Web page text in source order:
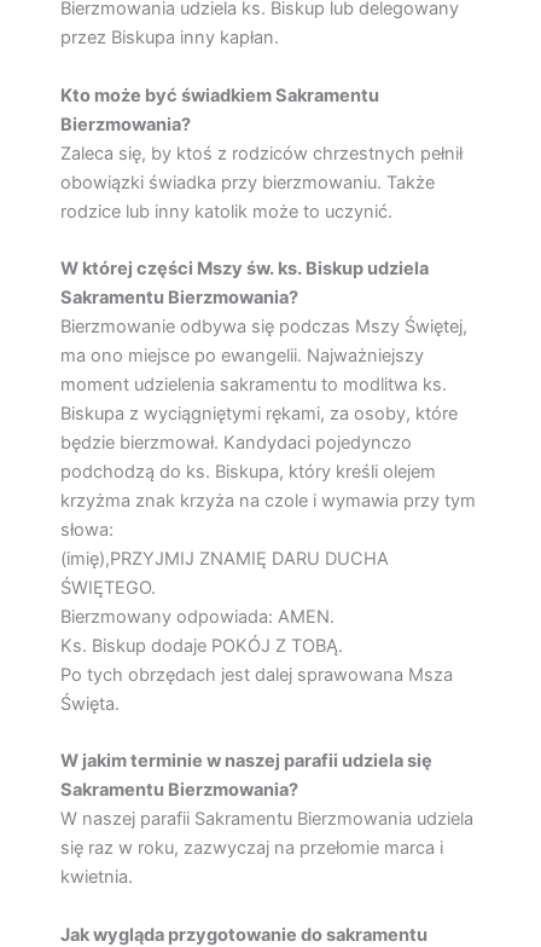
Bierzmowania udziela ks. Biskup lub delegowany
przez Biskupa inny kapłan.
Kto może być świadkiem Sakramentu
Bierzmowania?
Zaleca się, by ktoś z rodziców chrzestnych pełnił
obowiązki świadka przy bierzmowaniu. Także
rodzice lub inny katolik może to uczynić.
W której części Mszy św. ks. Biskup udziela
Sakramentu Bierzmowania?
Bierzmowanie odbywa się podczas Mszy Świętej,
ma ono miejsce po ewangelii. Najważniejszy
moment udzielenia sakramentu to modlitwa ks.
Biskupa z wyciągniętymi rękami, za osoby, które
będzie bierzmował. Kandydaci pojedynczo
podchodzą do ks. Biskupa, który kreśli olejem
krzyżma znak krzyża na czole i wymawia przy tym
słowa:
(imię),PRZYJMIJ ZNAMIĘ DARU DUCHA
ŚWIĘTEGO.
Bierzmowany odpowiada: AMEN.
Ks. Biskup dodaje POKÓJ Z TOBĄ.
Po tych obrzędach jest dalej sprawowana Msza
Święta.
W jakim terminie w naszej parafii udziela się
Sakramentu Bierzmowania?
W naszej parafii Sakramentu Bierzmowania udziela
się raz w roku, zazwyczaj na przełomie marca i
kwietnia.
Jak wygląda przygotowanie do sakramentu